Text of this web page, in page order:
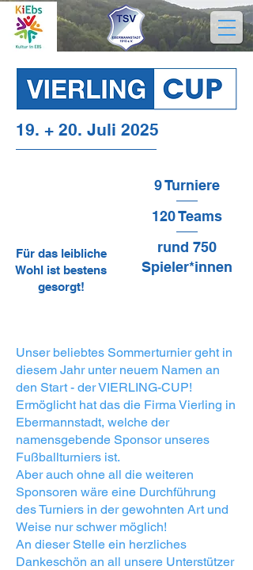
19. + 20. Juli 2025
Für das leibliche
Wohl ist bestens
gesorgt!
9 Turniere
120 Teams
rund 750
Spieler*innen
Unser beliebtes Sommerturnier geht in
diesem Jahr unter neuem Namen an
den Start - der VIERLING-CUP!
Ermöglicht hat das die Firma Vierling in
Ebermannstadt, welche der
namensgebende Sponsor unseres
Fußballturniers ist.​
Aber auch ohne all die weiteren
Sponsoren wäre eine Durchführung
des Turniers in der gewohnten Art und
Weise nur schwer möglich!
An dieser Stelle ein herzliches
Dankeschön an all unsere Unterstützer